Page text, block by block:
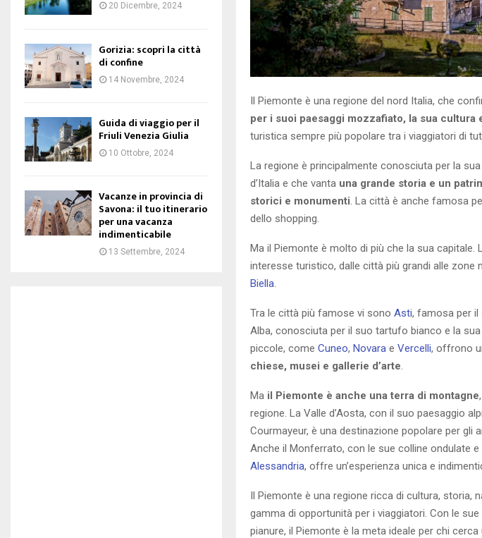
Il Piemonte è una regione del nord Italia, che
per i suoi paesaggi mozzafiato, la sua cultura
turistica sempre più popolare tra i viaggiatori di
La regione è principalmente conosciuta per la
d’Italia e che vanta una grande storia e un
storici e monumenti. La città è anche famosa
dello shopping.
Ma il Piemonte è molto di più che la sua capitale.
interesse turistico, dalle città più grandi alle zone
Biella.
Tra le città più famose vi sono Asti, famosa per il
Alba, conosciuta per il suo tartufo bianco e la
piccole, come Cuneo, Novara e Vercelli, offrono
chiese, musei e gallerie d’arte.
Ma il Piemonte è anche una terra di montagne
regione. La Valle d’Aosta, con il suo paesaggio
Courmayeur, è una destinazione popolare per gli
Anche il Monferrato, con le sue colline ondulate
Alessandria, offre un’esperienza unica e
Il Piemonte è una regione ricca di cultura, storia,
gamma di opportunità per i viaggiatori. Con le
pianure, il Piemonte è la meta ideale per chi
20 Dicembre, 2024
Gorizia: scopri la città
di confine
14 Novembre, 2024
Guida di viaggio per il
Friuli Venezia Giulia
10 Ottobre, 2024
Vacanze in provincia di
Savona: il tuo itinerario
per una vacanza
indimenticabile
13 Settembre, 2024